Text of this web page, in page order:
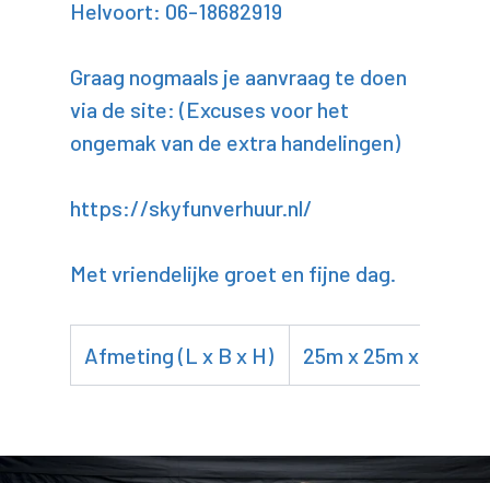
Helvoort: 06-18682919
Graag nogmaals je aanvraag te doen
via de site: (Excuses voor het
ongemak van de extra handelingen)
https://skyfunverhuur.nl/
Met vriendelijke groet en fijne dag.
Afmeting (L x B x H) 25m x 25m x 45m